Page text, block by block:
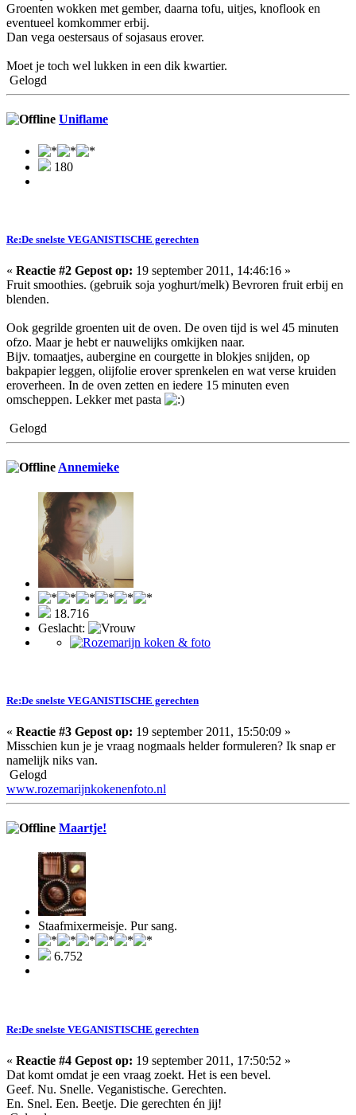
Groenten wokken met gember, daarna tofu, uitjes, knoflook en
eventueel komkommer erbij.
Dan vega oestersaus of sojasaus erover.
Moet je toch wel lukken in een dik kwartier.
Gelogd
Uniflame
180
Re:De snelste VEGANISTISCHE gerechten
« Reactie #2 Gepost op: 19 september 2011, 14:46:16 »
Fruit smoothies. (gebruik soja yoghurt/melk) Bevroren fruit erbij en
blenden.
Ook gegrilde groenten uit de oven. De oven tijd is wel 45 minuten
ofzo. Maar je hebt er nauwelijks omkijken naar.
Bijv. tomaatjes, aubergine en courgette in blokjes snijden, op
bakpapier leggen, olijfolie erover sprenkelen en wat verse kruiden
eroverheen. In de oven zetten en iedere 15 minuten even
omscheppen. Lekker met pasta
Gelogd
Annemieke
18.716
Geslacht:
Re:De snelste VEGANISTISCHE gerechten
« Reactie #3 Gepost op: 19 september 2011, 15:50:09 »
Misschien kun je je vraag nogmaals helder formuleren? Ik snap er
namelijk niks van.
Gelogd
www.rozemarijnkokenenfoto.nl
Maartje!
Staafmixermeisje. Pur sang.
6.752
Re:De snelste VEGANISTISCHE gerechten
« Reactie #4 Gepost op: 19 september 2011, 17:50:52 »
Dat komt omdat je een vraag zoekt. Het is een bevel.
Geef. Nu. Snelle. Veganistische. Gerechten.
En. Snel. Een. Beetje. Die gerechten én jij!